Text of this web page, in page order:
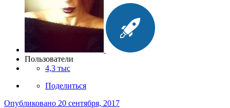
Пользователи
4,3 тыс
Поделиться
Опубликовано 20 сентября, 2017